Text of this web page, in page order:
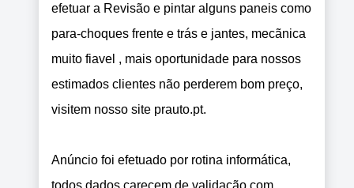
efetuar a Revisão e pintar alguns paneis como
para-choques frente e trás e jantes, mecãnica
muito fiavel , mais oportunidade para nossos
estimados clientes não perderem bom preço,
visitem nosso site prauto.pt.
Anúncio foi efetuado por rotina informática,